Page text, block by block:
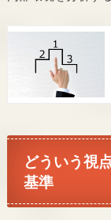
どういう視
基準